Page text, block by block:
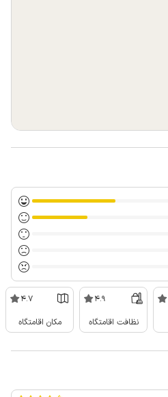
4.9
نظافت اقامتگاه
4.7
مکان اقامتگاه